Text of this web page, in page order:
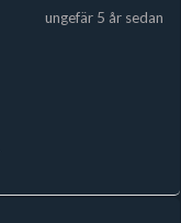
ungefär 5 år sedan